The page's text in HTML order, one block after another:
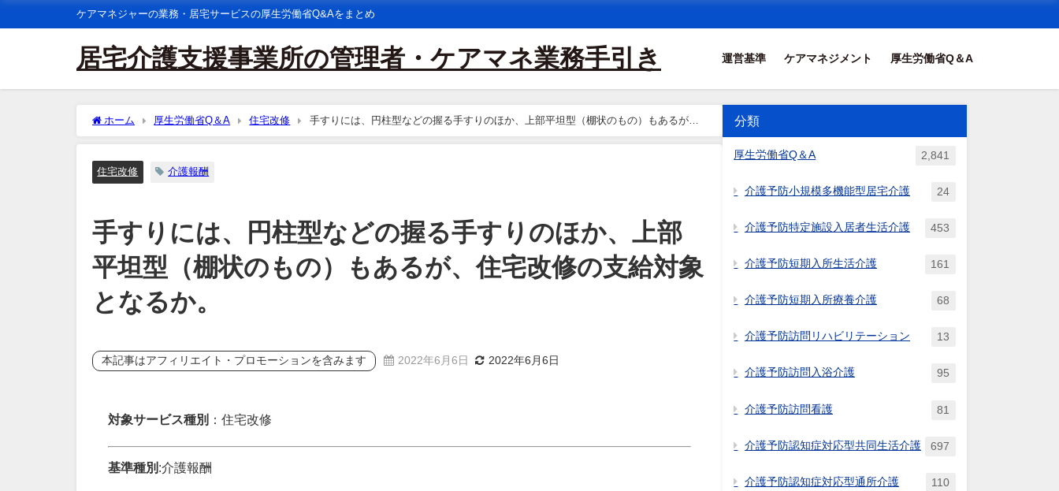
ケアマネジャーの業務・居宅サービスの厚生労働省Q&Aをまとめ
居宅介護支援事業所の管理者・ケアマネ業務手引き 運営基準 ケアマネジメント 厚生労働省Q＆A
ホーム 厚生労働省Q＆A 住宅改修
手すりには、円柱型などの握る手すりのほか、上部平坦型（棚状のもの）もあるが、
住宅改修の支給対象となるか。
住宅改修 介護報酬
手すりには、円柱型などの握る手すりのほか、上部
平坦型（棚状のもの）もあるが、住宅改修の支給対象
となるか。
本記事はアフィリエイト・プロモーションを含みます 2022年6月6日 2022年6月6日
対象サービス種別 ：住宅改修
基準種別 :介護報酬
分類
厚生労働省Q＆A 2,841
介護予防小規模多機能型居宅介護 24
介護予防特定施設入居者生活介護 453
介護予防短期入所生活介護 161
介護予防短期入所療養介護 68
介護予防訪問リハビリテーション 13
介護予防訪問入浴介護 95
介護予防訪問看護 81
介護予防認知症対応型共同生活介護 697
介護予防認知症対応型通所介護 110